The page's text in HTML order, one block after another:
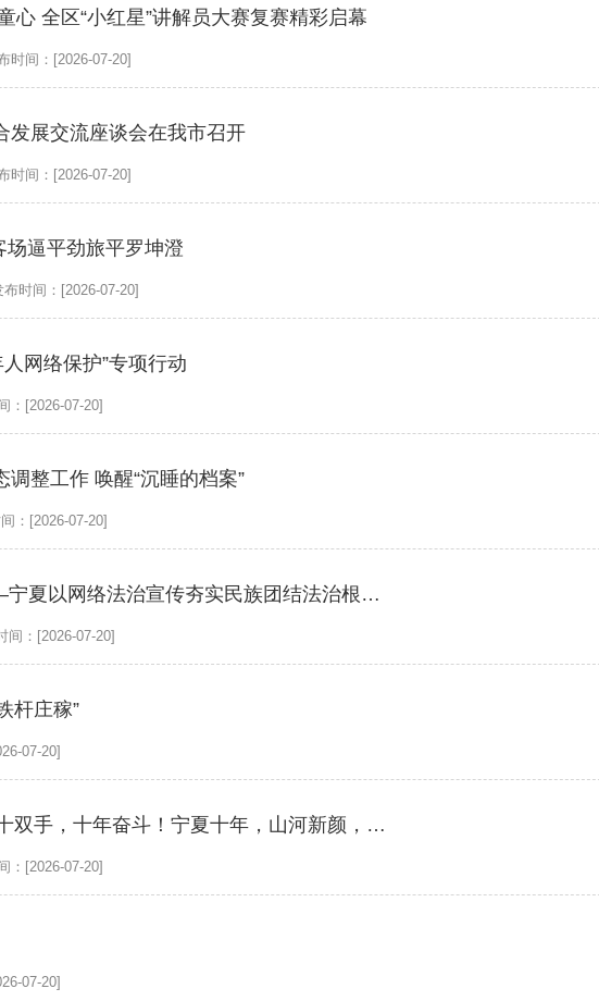
心 全区“小红星”讲解员大赛复赛精彩启幕
时间：[2026-07-20]
发展交流座谈会在我市召开
时间：[2026-07-20]
逼平劲旅平罗坤澄
布时间：[2026-07-20]
网络保护”专项行动
：[2026-07-20]
整工作 唤醒“沉睡的档案”
：[2026-07-20]
云”上石榴花开 法治同心筑梦 ——宁夏以网络法治宣传夯实民族团结法治根基的实践
间：[2026-07-20]
杆庄稼”
07-20]
创意海报·社会主义是干出来的 | 十双手，十年奋斗！宁夏十年，山河新颜，足迹铿锵！
：[2026-07-20]
07-20]